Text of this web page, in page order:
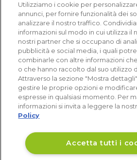
Acquisti verificati
Utilizziamo i cookie per
annunci, per fornire funzionalità dei
analizzare il nostro traffico.
informazioni sul modo in cui utilizza il
nostri partner che si occupano di
pubblicità e social media, i quali
combinarle con altre informazioni
o che hanno raccolto dal suo utilizzo
Attraverso la sezione "Mostra
gestire le proprie opzioni e
espresse in qualsiasi momento. Per
informazioni si invita a leggere la
Policy
Accetta tutti i